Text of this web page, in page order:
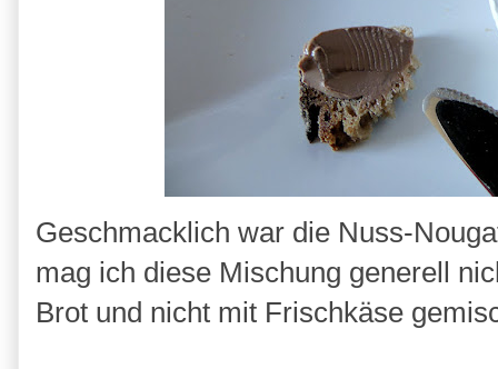
Geschmacklich war die Nuss-
mag ich diese Mischung generell
Brot und nicht mit Frischkäse